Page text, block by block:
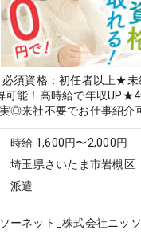
必須資格：初任者以上★
可能！高時給で年収
◎来社不要でお仕事紹介
時給 1,600円〜2,000円
埼玉県さいたま市岩槻区
派遣
ーネット_株式会社ニッ